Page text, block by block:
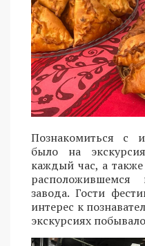
Познакомиться с
было на
каждый час, а
завода. Гости
интерес к
экскурсиях